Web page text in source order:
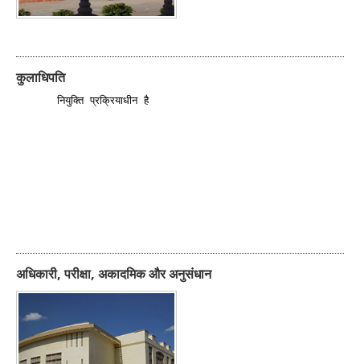
कुलाधिपति
  नियुक्ति प्रक्रियाधीन है
अधिकारी, परीक्षा, अकादमिक और अनुसंधान